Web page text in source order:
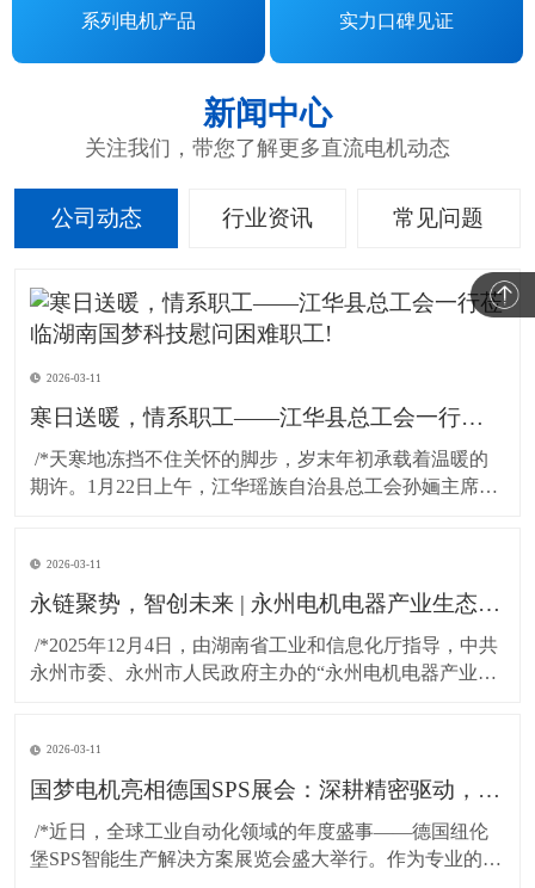
系列电机产品 实力口碑见证
新闻中心
关注我们，带您了解更多直流电机动态
公司动态 行业资讯 常见问题
2026-03-11
寒日送暖，情系职工——江华县总工会一行莅临湖南国梦科技慰问困难职工!
期许。1月22日上午，江华瑶族自治县总工会孙婳主席、
挂，专程到访湖南国梦科技开展慰问活动，为百余名坚
守岗位的困难职工送上精心准备的粮油物资，以
2026-03-11
永链聚势，智创未来 | 永州电机电器产业生态对接会在湖南国梦园区隆重召开！
永州市委、永州市人民政府主办的“永州电机电器产业生
图”为主题，汇聚了政府领导、行业专家与产业链伙伴，
共商发展大计，共谋协同未来。*
2026-03-11
国梦电机亮相德国SPS展会：深耕精密驱动，连接全球智造！
堡SPS智能生产解决方案展览会盛大举行。作为专业的无